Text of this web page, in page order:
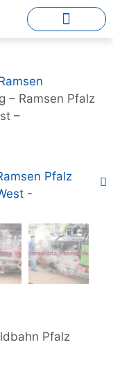
– Ramsen Pfalz
–
Pfalz